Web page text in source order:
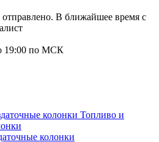
В ближайшее время с
19:00 по МСК
Топливо и